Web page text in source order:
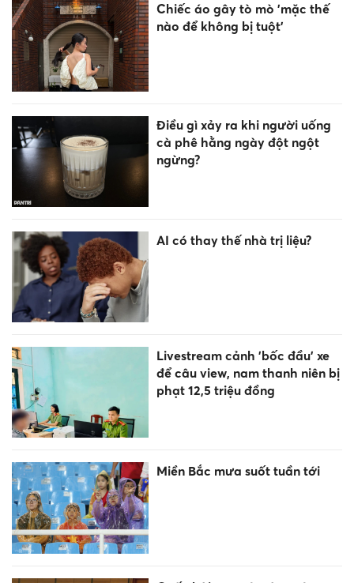
Chiếc áo gây tò mò 'mặc thế
nào để không bị tuột'
Điều gì xảy ra khi người uống
cà phê hằng ngày đột ngột
ngừng?
AI có thay thế nhà trị liệu?
Livestream cảnh 'bốc đầu' xe
để câu view, nam thanh niên bị
phạt 12,5 triệu đồng
Miền Bắc mưa suốt tuần tới